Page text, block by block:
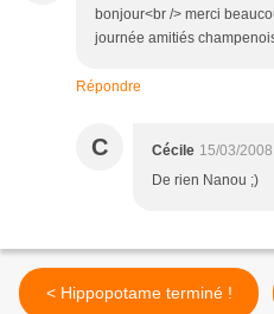
bonjour<br /> merci
journée amitiés
Répondre
C Cécile 15/03/
De rien Nanou ;)
< Hippopotame terminé !